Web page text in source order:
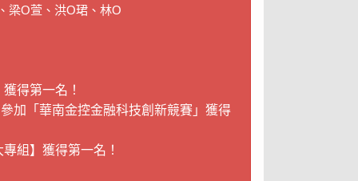
梁O萱、洪O珺、林O
得第一名！
加「華南金控金融科技創新競賽」獲得
組】獲得第一名！